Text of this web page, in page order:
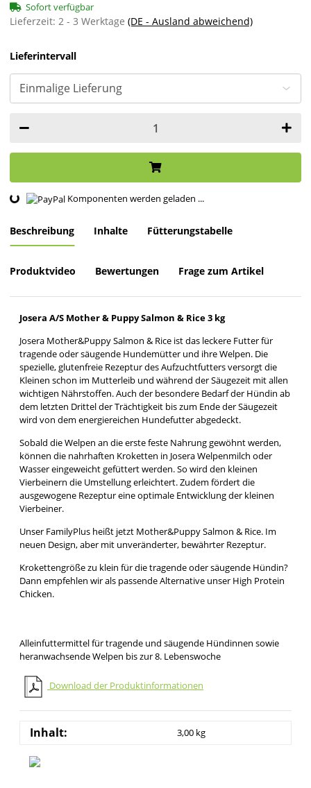
Sofort verfügbar
Lieferzeit: 2 - 3 Werktage (DE - Ausland abweichend)
Lieferintervall
Loading... Komponenten werden geladen ...
Beschreibung Inhalte Fütterungstabelle
Produktvideo Bewertungen Frage zum Artikel
Josera A/S Mother & Puppy Salmon & Rice 3 kg
Josera Mother&Puppy Salmon & Rice ist das leckere Futter für
tragende oder säugende Hundemütter und ihre Welpen. Die
spezielle, glutenfreie Rezeptur des Aufzuchtfutters versorgt die
Kleinen schon im Mutterleib und während der Säugezeit mit allen
wichtigen Nährstoffen. Auch der besondere Bedarf der Hündin ab
dem letzten Drittel der Trächtigkeit bis zum Ende der Säugezeit
wird von dem energiereichen Hundefutter abgedeckt.
Sobald die Welpen an die erste feste Nahrung gewöhnt werden,
können die nahrhaften Kroketten in Josera Welpenmilch oder
Wasser eingeweicht gefüttert werden. So wird den kleinen
Vierbeinern die Umstellung erleichtert. Zudem fördert die
ausgewogene Rezeptur eine optimale Entwicklung der kleinen
Vierbeiner.
Unser FamilyPlus heißt jetzt Mother&Puppy Salmon & Rice. Im
neuen Design, aber mit unveränderter, bewährter Rezeptur.
Krokettengröße zu klein für die tragende oder säugende Hündin?
Dann empfehlen wir als passende Alternative unser High Protein
Chicken.
Alleinfuttermittel für tragende und säugende Hündinnen sowie
heranwachsende Welpen bis zur 8. Lebenswoche
Download der Produktinformationen
Inhalt: 3,00 kg